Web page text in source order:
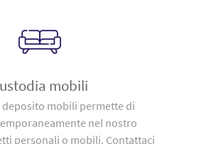
mobili
deposito mobili permette di
nel nostro
personali o mobili. Contattaci